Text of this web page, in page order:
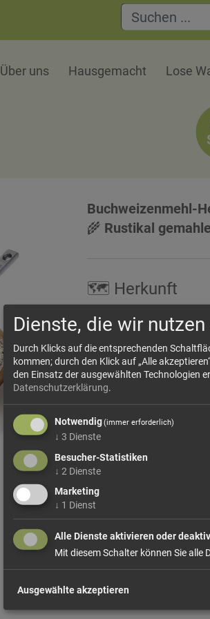
Über uns Hausgemacht Lose
Buchweizenmehl-
🌾 Rustikal
🗺 Herkunft
Grobes
alpinen Küche
sogenanntes
mehr Infos +
Dieses
Dienste, die wir
Durch Klicks auf die entsprechenden
kommen; durch den Klick auf „Alle
den Einsatz der ausgewählten Technologien
Datenschutzerklärung.
Notwendig(immer erforderlich)
↓ 3 Dienste
Besucher-Statistiken
↓ 2 Dienste
Marketing
↓ 1 Dienst
Alle Dienste aktivieren oder
Mit diesem Schalter können Sie alle
Ausgewählte akzeptieren